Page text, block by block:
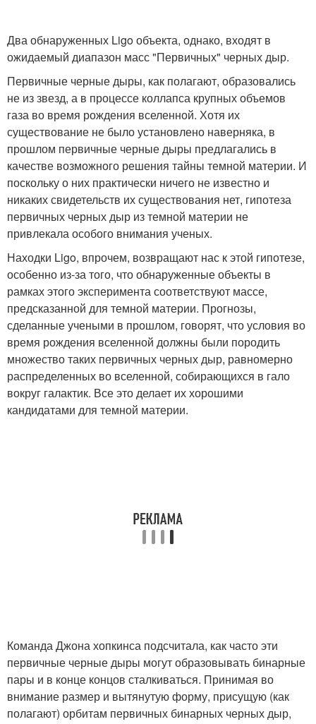
Два обнаруженных Ligo объекта, однако, входят в
ожидаемый диапазон масс "Первичных" черных дыр.
Первичные черные дыры, как полагают, образовались
не из звезд, а в процессе коллапса крупных объемов
газа во время рождения вселенной. Хотя их
существование не было установлено наверняка, в
прошлом первичные черные дыры предлагались в
качестве возможного решения тайны темной материи. И
поскольку о них практически ничего не известно и
никаких свидетельств их существования нет, гипотеза
первичных черных дыр из темной материи не
привлекала особого внимания ученых.
Находки Ligo, впрочем, возвращают нас к этой гипотезе,
особенно из-за того, что обнаруженные объекты в
рамках этого эксперимента соответствуют массе,
предсказанной для темной материи. Прогнозы,
сделанные учеными в прошлом, говорят, что условия во
время рождения вселенной должны были породить
множество таких первичных черных дыр, равномерно
распределенных во вселенной, собирающихся в гало
вокруг галактик. Все это делает их хорошими
кандидатами для темной материи.
Команда Джона хопкинса подсчитала, как часто эти
первичные черные дыры могут образовывать бинарные
пары и в конце концов сталкиваться. Принимая во
внимание размер и вытянутую форму, присущую (как
полагают) орбитам первичных бинарных черных дыр,